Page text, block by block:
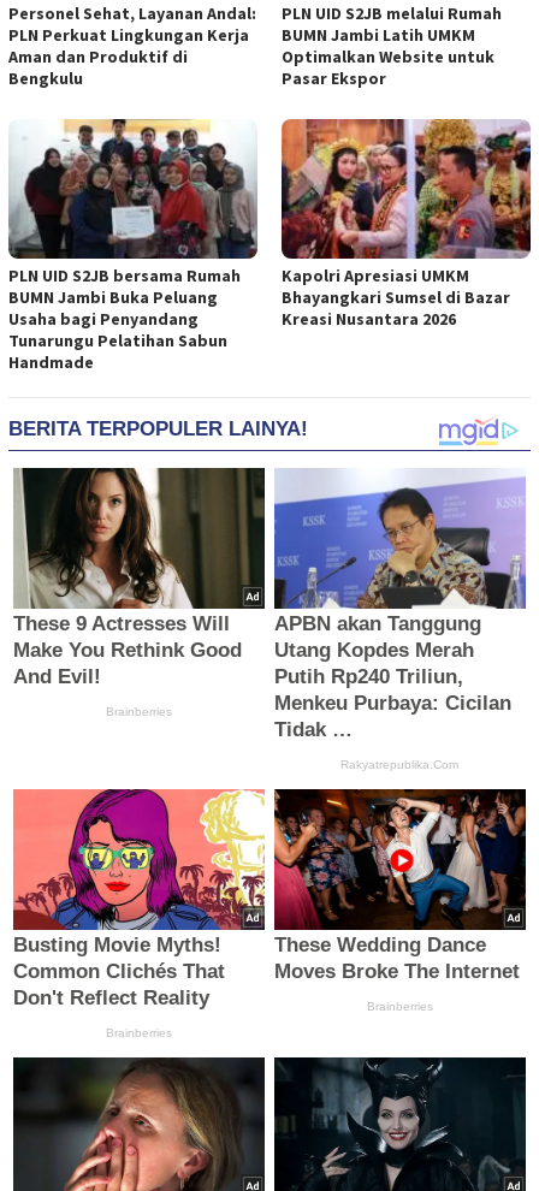
Personel Sehat, Layanan Andal:
PLN Perkuat Lingkungan Kerja
Aman dan Produktif di
Bengkulu
PLN UID S2JB melalui Rumah
BUMN Jambi Latih UMKM
Optimalkan Website untuk
Pasar Ekspor
PLN UID S2JB bersama Rumah
BUMN Jambi Buka Peluang
Usaha bagi Penyandang
Tunarungu Pelatihan Sabun
Handmade
Kapolri Apresiasi UMKM
Bhayangkari Sumsel di Bazar
Kreasi Nusantara 2026